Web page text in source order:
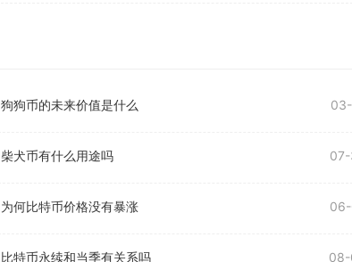
狗狗币的未来价值是什么
柴犬币有什么用途吗
为何比特币价格没有暴涨
比特币永续和当季有关系吗